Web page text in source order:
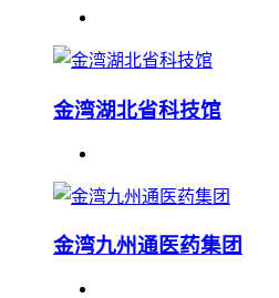
金湾湖北省科技馆
金湾九州通医药集团